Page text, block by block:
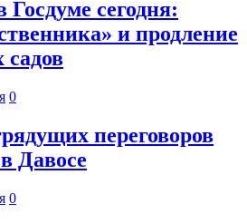
сегодня:
и продление
садов
0
переговоров
Давосе
0